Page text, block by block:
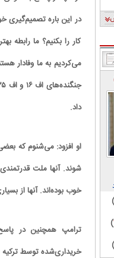
در این باره تصمیم‌گیری
کار را بکنیم؟ ما رابطه
می‌کردیم به ما وفادار
داد.
او افزود: می‌شنوم که
شوند. آنها ملت قدرتمندی
خوب بوده‌اند. آنها از
ترامپ همچنین در
خریداری‌شده توسط
)
)
)